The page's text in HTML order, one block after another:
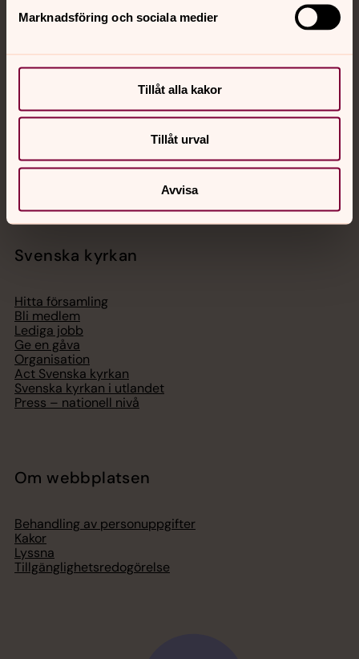
Marknadsföring och sociala medier
Tillåt alla kakor
Tillåt urval
Avvisa
Akut samtals- och krisstöd. Prata eller chatta anonymt
med en präst på kvällar och nätter.
Digitalt brev
Svenska kyrkan
Hitta församling
Bli medlem
Lediga jobb
Ge en gåva
Organisation
Act Svenska kyrkan
Svenska kyrkan i utlandet
Press – nationell nivå
Om webbplatsen
Behandling av personuppgifter
Kakor
Lyssna
Tillgänglighetsredogörelse